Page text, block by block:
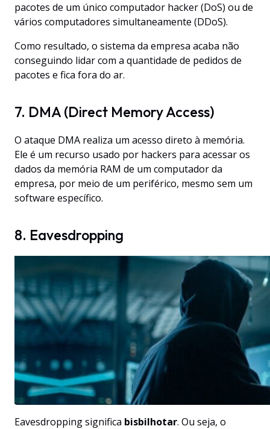
pacotes de um único computador hacker (DoS) ou de
vários computadores simultaneamente (DDoS).
Como resultado, o sistema da empresa acaba não
conseguindo lidar com a quantidade de pedidos de
pacotes e fica fora do ar.
7. DMA (Direct Memory Access)
O ataque DMA realiza um acesso direto à memória.
Ele é um recurso usado por hackers para acessar os
dados da memória RAM de um computador da
empresa, por meio de um periférico, mesmo sem um
software específico.
8. Eavesdropping
Eavesdropping significa bisbilhotar. Ou seja, o